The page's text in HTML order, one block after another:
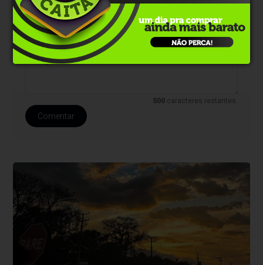
* O conteúdo de cada comentário é de responsabilidade de quem
realizá-lo. Nos reservamos ao direito de reprovar ou eliminar
comentários em desacordo com o propósito do site ou que
contenham palavras ofensivas.
500 caracteres restantes.
Comentar